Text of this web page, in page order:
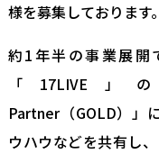
様を募集しております。
約1年半の事業展開
「17LIVE」の
Partner（GOLD）」
ウハウなどを共有し